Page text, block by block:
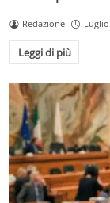
Redazione
Leggi di più